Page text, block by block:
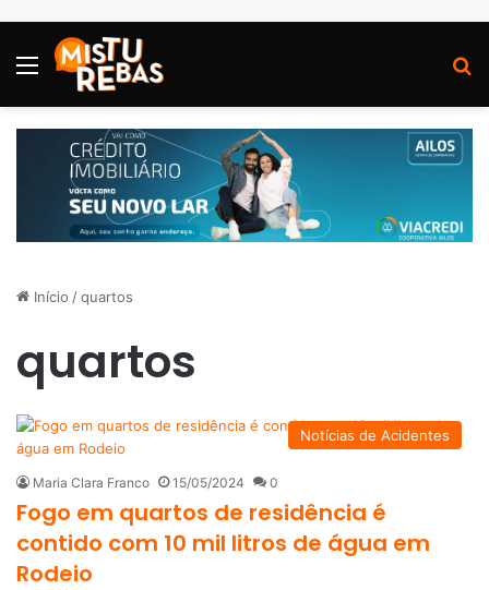
Menu
Início /quartos
quartos
Notícias de Acidentes
Maria Clara Franco 15/05/2024 0
Fogo em quartos de residência é
contido com 10 mil litros de água em
Rodeio